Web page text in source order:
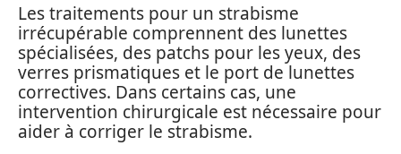
Les traitements pour un strabisme
irrécupérable comprennent des lunettes
spécialisées, des patchs pour les yeux, des
verres prismatiques et le port de lunettes
correctives. Dans certains cas, une
intervention chirurgicale est nécessaire pour
aider à corriger le strabisme.